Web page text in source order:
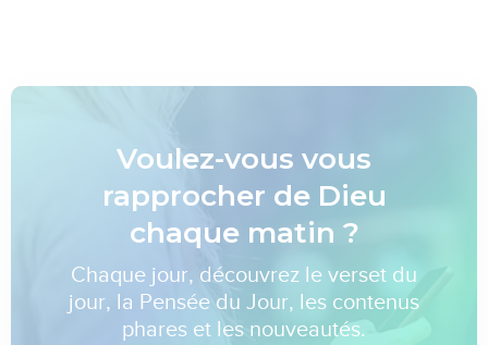
Voulez-vous vous
rapprocher de Dieu
chaque matin ?
Chaque jour, découvrez le verset du
jour, la Pensée du Jour, les contenus
phares et les nouveautés.